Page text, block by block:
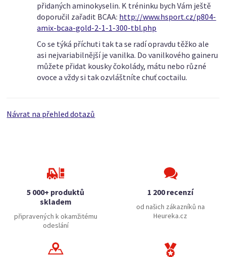
přidaných aminokyselin. K tréninku bych Vám ještě
doporučil zařadit BCAA: http://www.hsport.cz/p804-
amix-bcaa-gold-2-1-1-300-tbl.php
Co se týká příchuti tak ta se radí opravdu těžko ale
asi nejvariabilnější je vanilka. Do vanilkového gaineru
můžete přidat kousky čokolády, mátu nebo různé
ovoce a vždy si tak ozvláštníte chuť coctailu.
Návrat na přehled dotazů
5 000+ produktů
skladem
připravených k okamžitému
odeslání
1 200 recenzí
od našich zákazníků na
Heureka.cz